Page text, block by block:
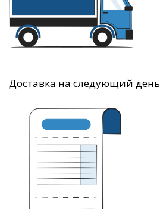
Доставка на следующий день